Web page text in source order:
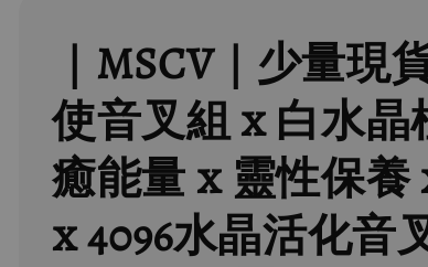
｜MSCV｜少量現
使音叉組 x 白水晶
癒能量 x 靈性保養
x 4096水晶活化音